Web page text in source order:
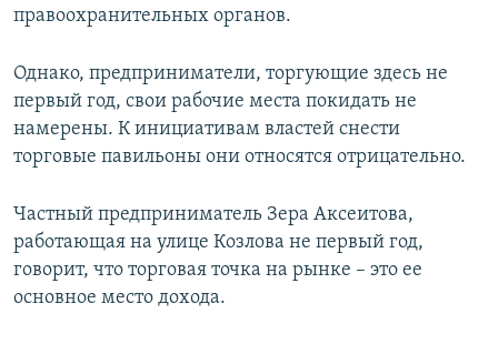
правоохранительных органов.
Однако, предприниматели, торгующие здесь не
первый год, свои рабочие места покидать не
намерены. К инициативам властей снести
торговые павильоны они относятся отрицательно.
Частный предприниматель Зера Аксеитова,
работающая на улице Козлова не первый год,
говорит, что торговая точка на рынке – это ее
основное место дохода.